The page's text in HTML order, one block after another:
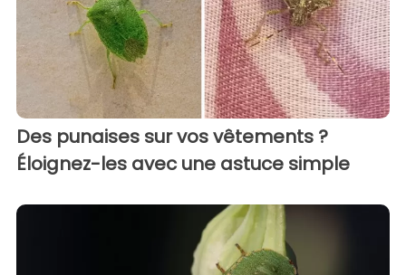
Des punaises sur vos vêtements ?
Éloignez-les avec une astuce simple